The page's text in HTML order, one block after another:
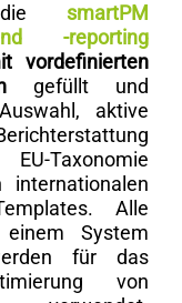
die smartPM
-reporting
vordefinierten
gefüllt und
aktive
Taxonomie
Alle
System
für das
von